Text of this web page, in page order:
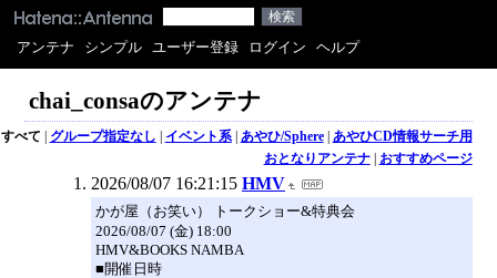
アンテナ シンプル ユーザー登録 ログイン ヘルプ
chai_consaのアンテナ
すべて | グループ指定なし | イベント系| あやひ/Sphere| あやひCD情報サーチ用
おとなりアンテナ| おすすめページ
2026/08/07 16:21:15 HMV
かが屋（お笑い） トークショー&特典会
2026/08/07 (金) 18:00
HMV&BOOKS NAMBA
■開催日時